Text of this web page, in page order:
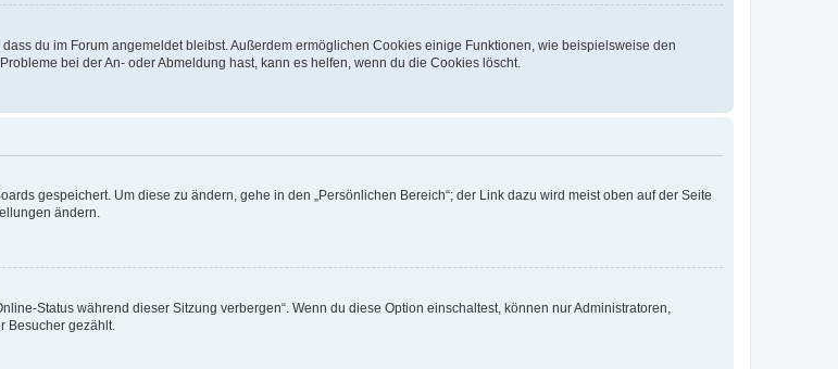
du im Forum angemeldet bleibst. Außerdem ermöglichen Cookies einige Funktionen, wie beispielsweise den
bei der An- oder Abmeldung hast, kann es helfen, wenn du die Cookies löscht.
gespeichert. Um diese zu ändern, gehe in den „Persönlichen Bereich“; der Link dazu wird meist oben auf der Seite
ändern.
Status während dieser Sitzung verbergen“. Wenn du diese Option einschaltest, können nur Administratoren,
Besucher gezählt.